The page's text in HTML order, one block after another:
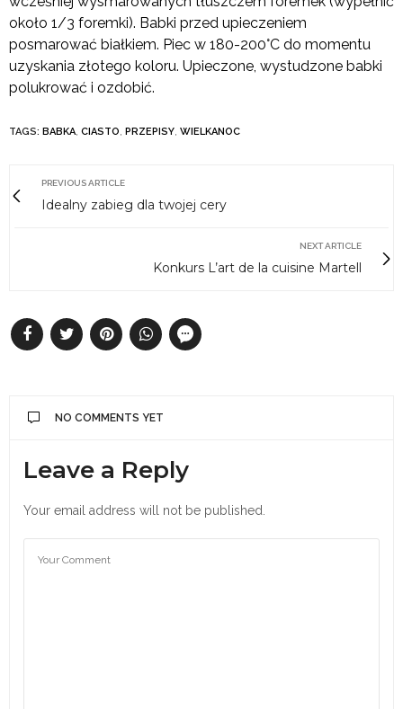
około 1/3 foremki). Babki przed upieczeniem
posmarować białkiem. Piec w 180-200°C do momentu
uzyskania złotego koloru. Upieczone, wystudzone babki
polukrować i ozdobić.
TAGS: BABKA, CIASTO, PRZEPISY, WIELKANOC
PREVIOUS ARTICLE
Idealny zabieg dla twojej cery
NEXT ARTICLE
Konkurs L’art de la cuisine Martell
NO COMMENTS YET
Leave a Reply
Your email address will not be published.